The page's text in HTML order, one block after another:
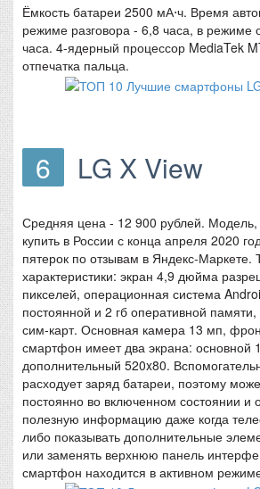
Ёмкость батареи 2500 мА⋅ч. Время
режиме разговора - 6,8 часа, в режиме
часа. 4-ядерный процессор MediaTek
отпечатка пальца.
6 LG X View
Средняя цена - 12 900 рублей.
купить в России с конца апреля 2020
пятерок по отзывам в Яндекс-Маркете.
характеристики: экран 4,9 дюйма
пикселей, операционная система
постоянной и 2 гб оперативной
сим-карт. Основная камера 13 мп,
смартфон имеет два экрана: основной
дополнительный 520x80.
расходует заряд батареи, поэтому
постоянно во включенном состоянии и
полезную информацию даже когда
либо показывать дополнительные
или заменять верхнюю панель
смартфон находится в активном